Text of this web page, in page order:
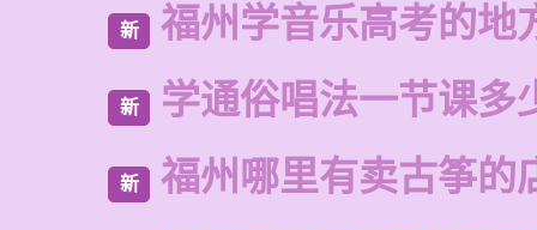
新 福州学音乐高考的地
新 学通俗唱法一节课多
新 福州哪里有卖古筝的